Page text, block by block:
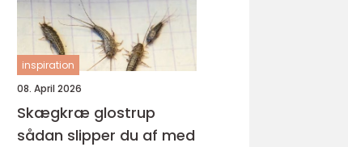
inspiration
08. April 2026
Skægkræ glostrup
sådan slipper du af med